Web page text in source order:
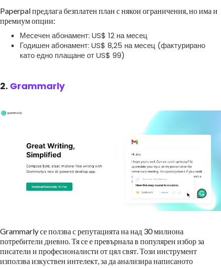
Paperpal предлага безплатен план с някои ограничения, но има и
премиум опции:
Месечен абонамент: US$ 12 на месец
Годишен абонамент: US$ 8,25 на месец (фактурирано
като едно плащане от US$ 99)
2. Grammarly
Grammarly се ползва с репутацията на над 30 милиона
потребители дневно. Тя се е превърнала в популярен избор за
писатели и професионалисти от цял свят. Този инструмент
използва изкуствен интелект, за да анализира написаното